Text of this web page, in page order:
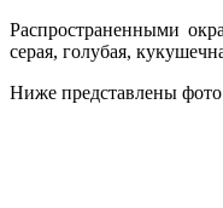
Распространенными
серая, голубая,
Ниже представлены